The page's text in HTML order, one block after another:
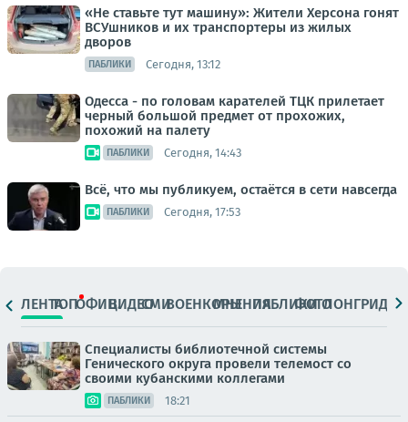
«Не ставьте тут машину»: Жители Херсона гонят
ВСУшников и их транспортеры из жилых
дворов
ПАБЛИКИ Сегодня, 13:12
Одесса - по головам карателей ТЦК прилетает
черный большой предмет от прохожих,
похожий на палету
ПАБЛИКИ Сегодня, 14:43
Всё, что мы публикуем, остаётся в сети навсегда
ПАБЛИКИ Сегодня, 17:53
ЛЕНТАТОПОФИЦ.ВИДЕОСМИВОЕНКОРЫМНЕНИЯПАБЛИКИ
ФОТОЛОНГРИДЫ
Специалисты библиотечной системы
Генического округа провели телемост со
своими кубанскими коллегами
ПАБЛИКИ 18:21